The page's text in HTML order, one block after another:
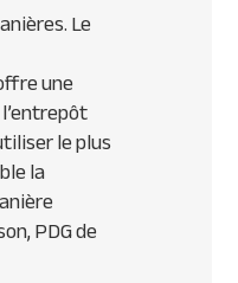
Le
une
le plus
la
PDGde